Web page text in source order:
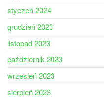
styczeń 2024
grudzień 2023
listopad 2023
październik 2023
wrzesień 2023
sierpień 2023